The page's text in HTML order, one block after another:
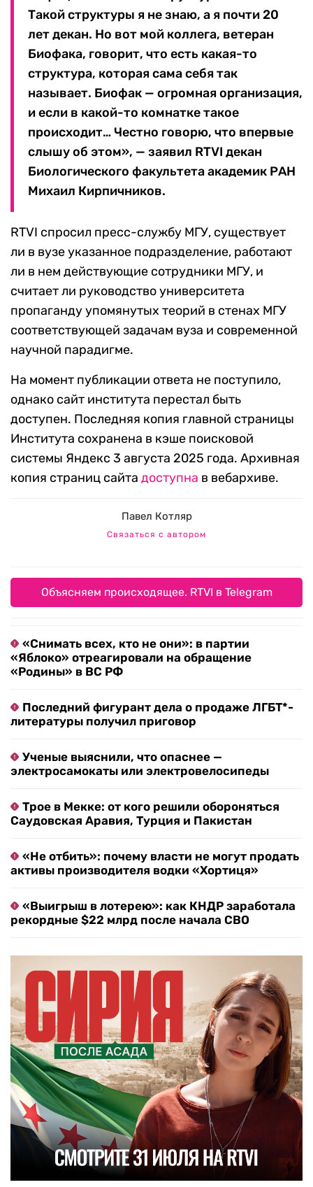
Такой структуры я не знаю, а я почти 20
лет декан. Но вот мой коллега, ветеран
Биофака, говорит, что есть какая-то
структура, которая сама себя так
называет. Биофак — огромная организация,
и если в какой-то комнатке такое
происходит… Честно говорю, что впервые
слышу об этом», — заявил RTVI декан
Биологического факультета академик РАН
Михаил Кирпичников.
RTVI спросил пресс-службу МГУ, существует
ли в вузе указанное подразделение, работают
ли в нем действующие сотрудники МГУ, и
считает ли руководство университета
пропаганду упомянутых теорий в стенах МГУ
соответствующей задачам вуза и современной
научной парадигме.
На момент публикации ответа не поступило,
однако сайт института перестал быть
доступен. Последняя копия главной страницы
Института сохранена в кэше поисковой
системы Яндекс 3 августа 2025 года. Архивная
копия страниц сайта доступна в вебархиве.
Павел Котляр
Связаться с автором
Объясняем происходящее. RTVI в Telegram
«Снимать всех, кто не они»: в партии
«Яблоко» отреагировали на обращение
«Родины» в ВС РФ
Последний фигурант дела о продаже ЛГБТ*-
литературы получил приговор
Ученые выяснили, что опаснее —
электросамокаты или электровелосипеды
Трое в Мекке: от кого решили обороняться
Саудовская Аравия, Турция и Пакистан
«Не отбить»: почему власти не могут продать
активы производителя водки «Хортиця»
«Выигрыш в лотерею»: как КНДР заработала
рекордные $22 млрд после начала СВО